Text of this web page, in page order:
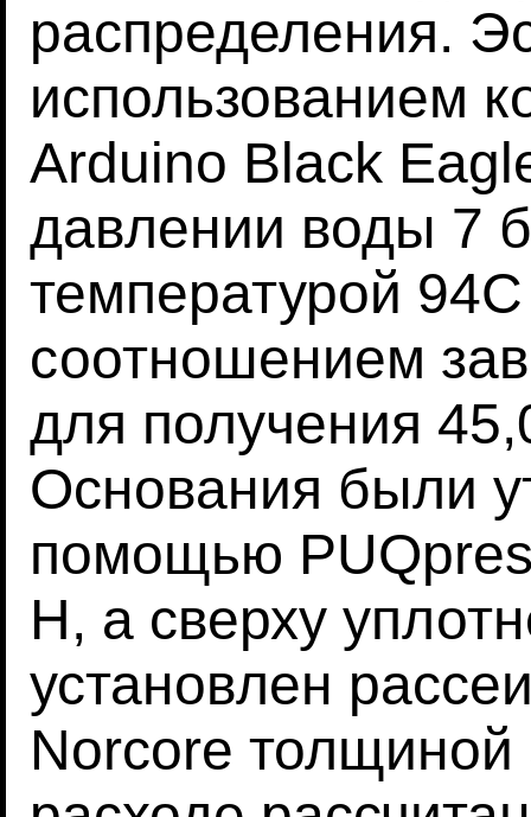
распределения.
использованием
Arduino Black
давлении воды 7
температурой
соотношением
для получения
Основания были
помощью
Н, а сверху
установлен
Norcore